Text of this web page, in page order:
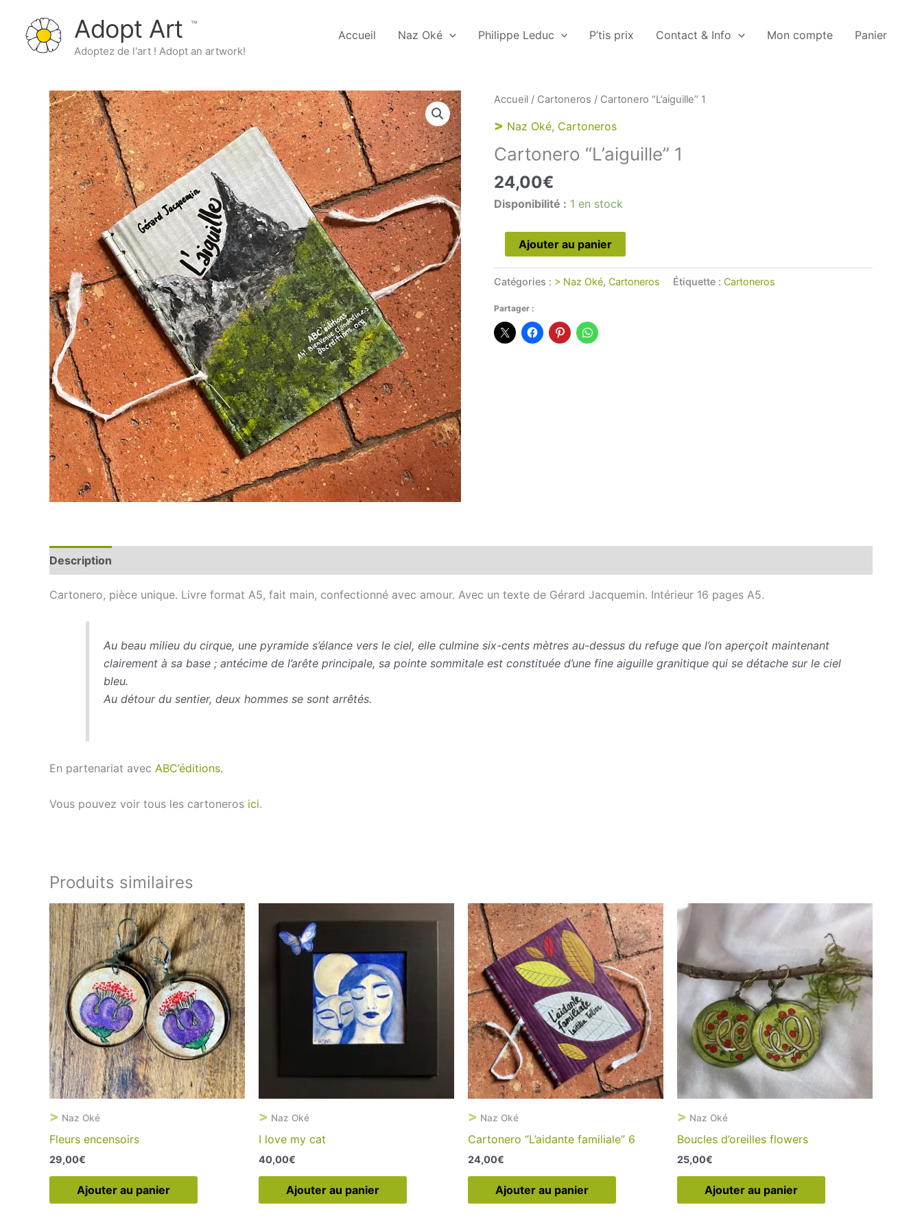
contenu
Adopt Art
Adoptez de l'art ! Adopt an artwork!
Accueil Naz Oké Philippe Leduc P’tis prix Contact & Info Mon compte Panier
Accueil / Cartoneros / Cartonero “L’aiguille” 1
> Naz Oké, Cartoneros
Cartonero “L’aiguille” 1
24,00€
Disponibilité : 1 en stock
quantité
de
Cartonero
1
Ajouter au panier
Catégories : > Naz Oké, Cartoneros Étiquette : Cartoneros
Partager :
Description
Cartonero, pièce unique. Livre format A5, fait main, confectionné avec amour. Avec un texte de Gérard Jacquemin. Intérieur 16 pages A5.
Au beau milieu du cirque, une pyramide s’élance vers le ciel, elle culmine six-cents mètres au-dessus du refuge que l’on aperçoit maintenant
clairement à sa base ; antécime de l’arête principale, sa pointe sommitale est constituée d’une fine aiguille granitique qui se détache sur le ciel
bleu.
Au détour du sentier, deux hommes se sont arrêtés.
En partenariat avec ABC’éditions.
Vous pouvez voir tous les cartoneros ici.
Produits similaires
> Naz Oké
Fleurs encensoirs
29,00€
Ajouter au panier
> Naz Oké
I love my cat
40,00€
Ajouter au panier
> Naz Oké
Cartonero “L’aidante familiale” 6
24,00€
Ajouter au panier
> Naz Oké
Boucles d’oreilles flowers
25,00€
Ajouter au panier